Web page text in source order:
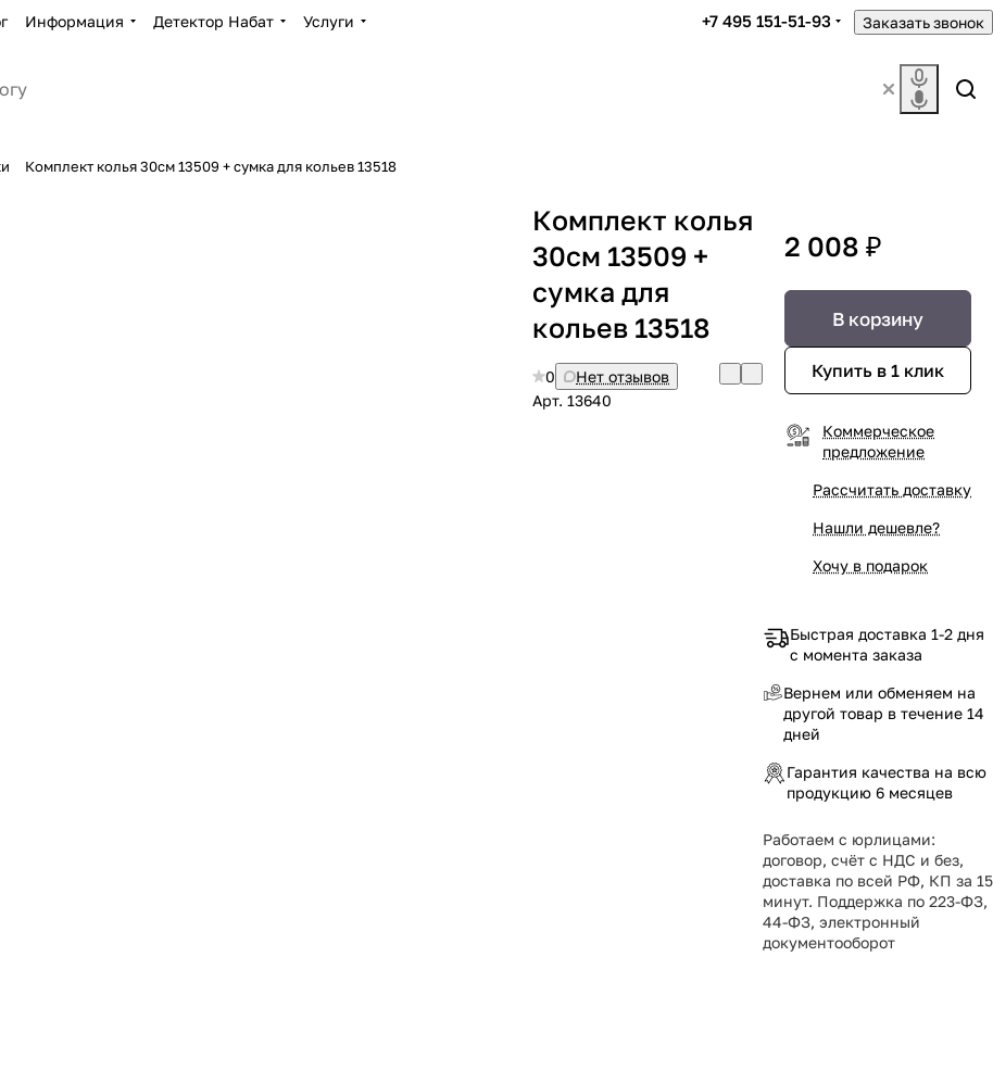
Информация Детектор Набат Услуги +7 495 151-51-93 Заказать звонок
Комплект колья 30см 13509 + сумка для кольев 13518
Комплект колья
30см 13509 +
сумка для
кольев 13518
0
Нет отзывов
Арт. 13640
2 008 ₽
В корзину
Купить в 1 клик
Коммерческое
предложение
Рассчитать доставку
Нашли дешевле?
Хочу в подарок
Быстрая доставка 1-2 дня
с момента заказа
Вернем или обменяем на
другой товар в течение 14
дней
Гарантия качества на всю
продукцию 6 месяцев
Работаем с юрлицами:
договор, счёт с НДС и без,
доставка по всей РФ, КП за 15
минут. Поддержка по 223-ФЗ,
44-ФЗ, электронный
документооборот